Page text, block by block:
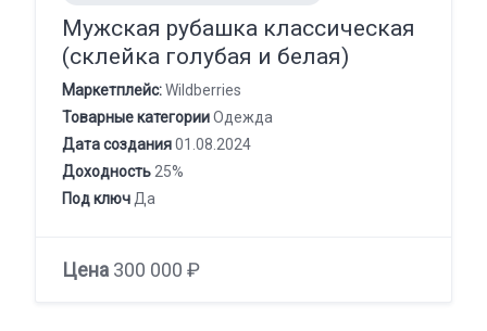
Мужская рубашка классическая
(склейка голубая и белая)
Маркетплейс:Wildberries
Товарные категорииОдежда
Дата создания01.08.2024
Доходность25%
Под ключДа
Цена 300 000 ₽